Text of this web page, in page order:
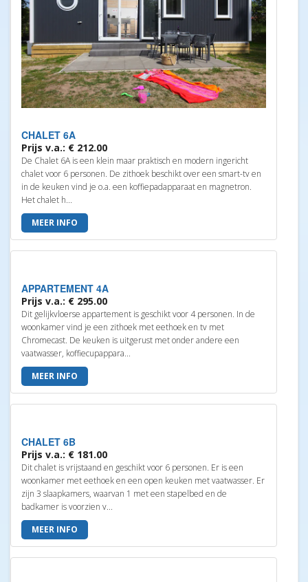
CHALET 6A
Prijs v.a.: € 212.00
De Chalet 6A is een klein maar praktisch en modern ingericht
chalet voor 6 personen. De zithoek beschikt over een smart-tv en
in de keuken vind je o.a. een koffiepadapparaat en magnetron.
Het chalet h...
MEER INFO
APPARTEMENT 4A
Prijs v.a.: € 295.00
Dit gelijkvloerse appartement is geschikt voor 4 personen. In de
woonkamer vind je een zithoek met eethoek en tv met
Chromecast. De keuken is uitgerust met onder andere een
vaatwasser, koffiecupappara...
MEER INFO
CHALET 6B
Prijs v.a.: € 181.00
Dit chalet is vrijstaand en geschikt voor 6 personen. Er is een
woonkamer met eethoek en een open keuken met vaatwasser. Er
zijn 3 slaapkamers, waarvan 1 met een stapelbed en de
badkamer is voorzien v...
MEER INFO